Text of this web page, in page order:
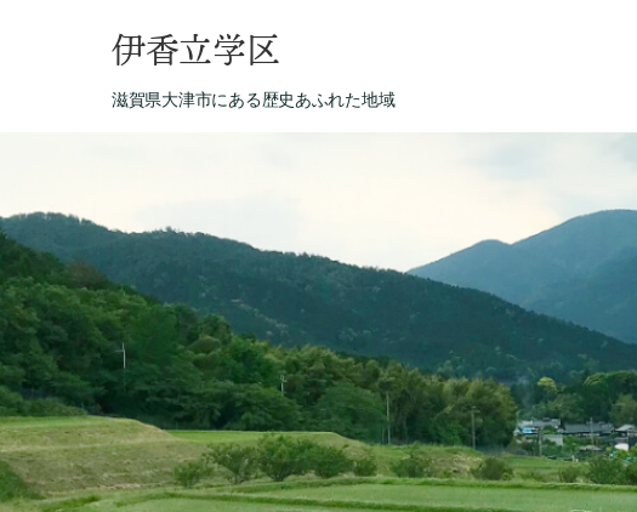
伊香立学区
滋賀県大津市にある歴史あふれた地域